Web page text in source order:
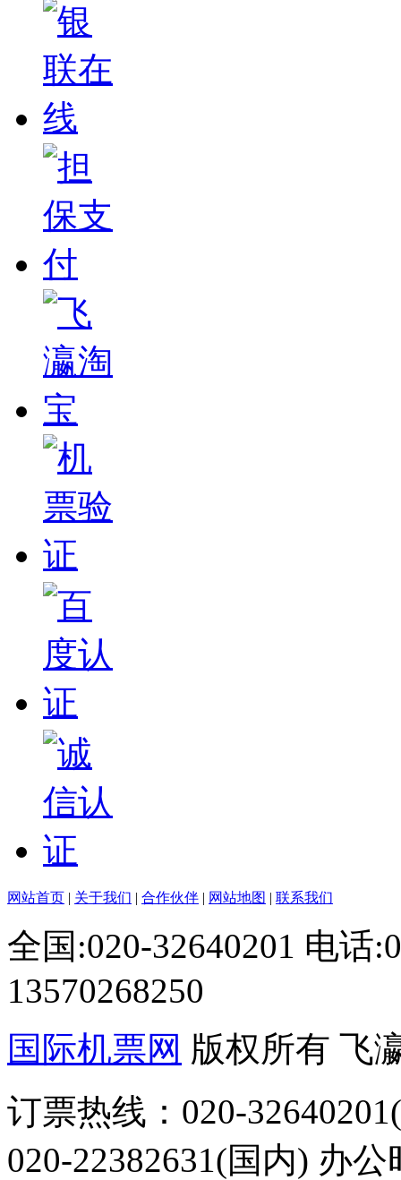
网站首页 | 关于我们 | 合作伙伴 | 网站地图 | 联系我们
全国:020-32640201 电话
13570268250
国际机票网 版权所有 飞
订票热线：020-
020-22382631(国内) 办